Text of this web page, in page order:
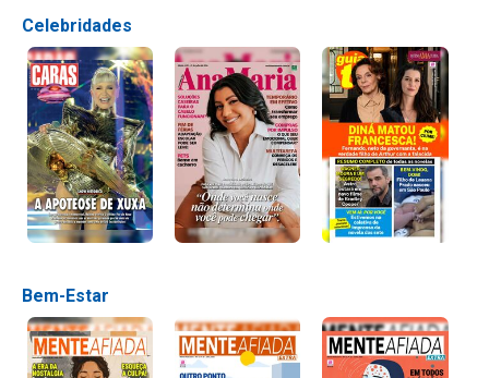
Celebridades
Bem-Estar